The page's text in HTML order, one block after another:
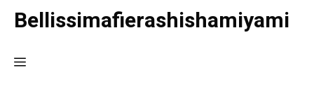
Saltar
contenido
Bellissimafierashishamiyami
Menú